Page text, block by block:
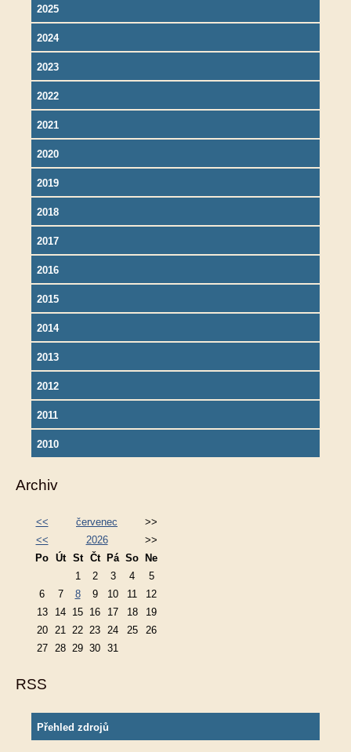
2025
2024
2023
2022
2021
2020
2019
2018
2017
2016
2015
2014
2013
2012
2011
2010
Archiv
<< červenec
>>
<<
2026
>>
Po Út St Čt Pá So
Ne
1
2 3 4
5
6
7 8 9 10 11
12
13
14 15 16 17 18
19
20
21 22 23 24 25
26
27
28 29 30 31
RSS
Přehled zdrojů